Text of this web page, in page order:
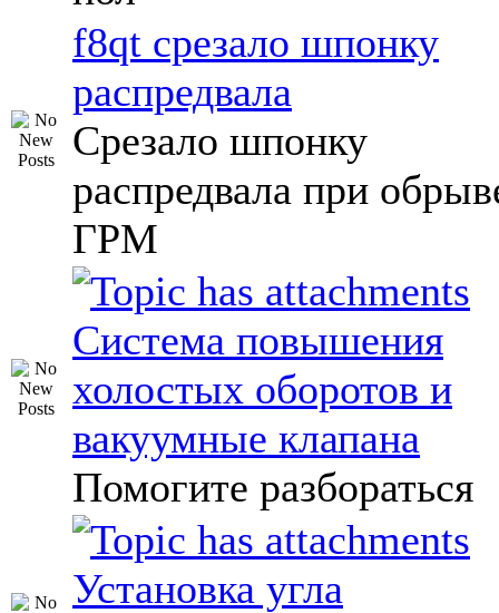
f8qt срезало шпонку
распредвала
Срезало шпонку
распредвала при
ГРМ
Система повышения
холостых оборотов и
вакуумные клапана
Помогите разбораться
Установка угла